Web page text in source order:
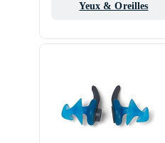
Yeux & Oreilles